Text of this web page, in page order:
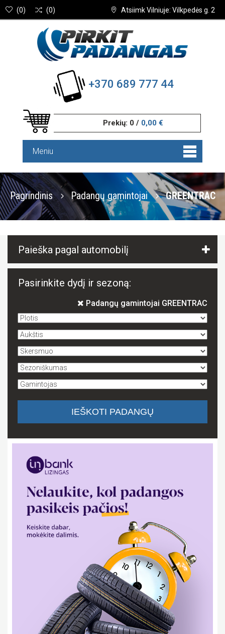
Atsiimk Vilniuje: Vilkpedės g. 2
(0) (0)
+370 689 777 44
Prekių: 0 / 0,00 €
Meniu
Pagrindinis Padangų gamintojai GREENTRAC
Paieška pagal automobilį
Pasirinkite dydį ir sezoną:
Padangų gamintojai GREENTRAC